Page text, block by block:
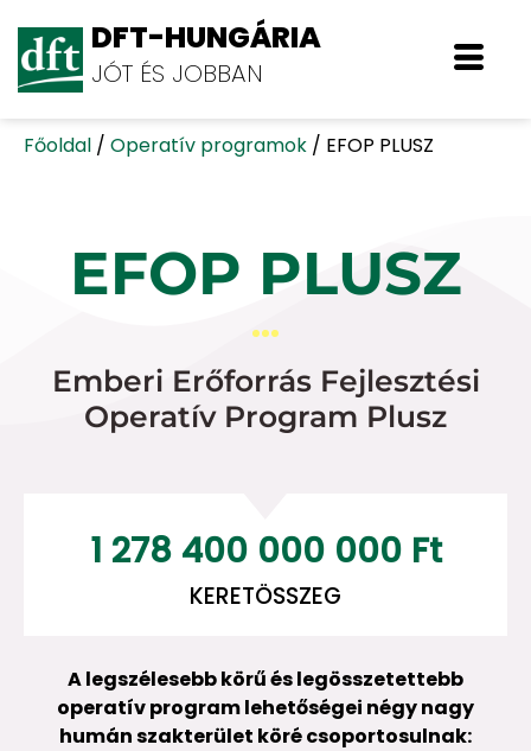
DFT-HUNGÁRIA
JÓT ÉS JOBBAN
Főoldal / Operatív programok / EFOP PLUSZ
EFOP PLUSZ
Emberi Erőforrás Fejlesztési
Operatív Program Plusz
KERETÖSSZEG
1 278 400 000 000 Ft
A legszélesebb körű és legösszetettebb
operatív program lehetőségei négy nagy
humán szakterület köré csoportosulnak: